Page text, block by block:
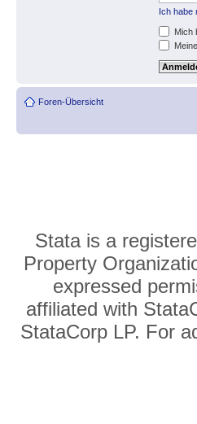
Ich habe
Mich
Foren-Übersicht
Stata is a
Property
expressed
affiliated with
StataCorp LP. For